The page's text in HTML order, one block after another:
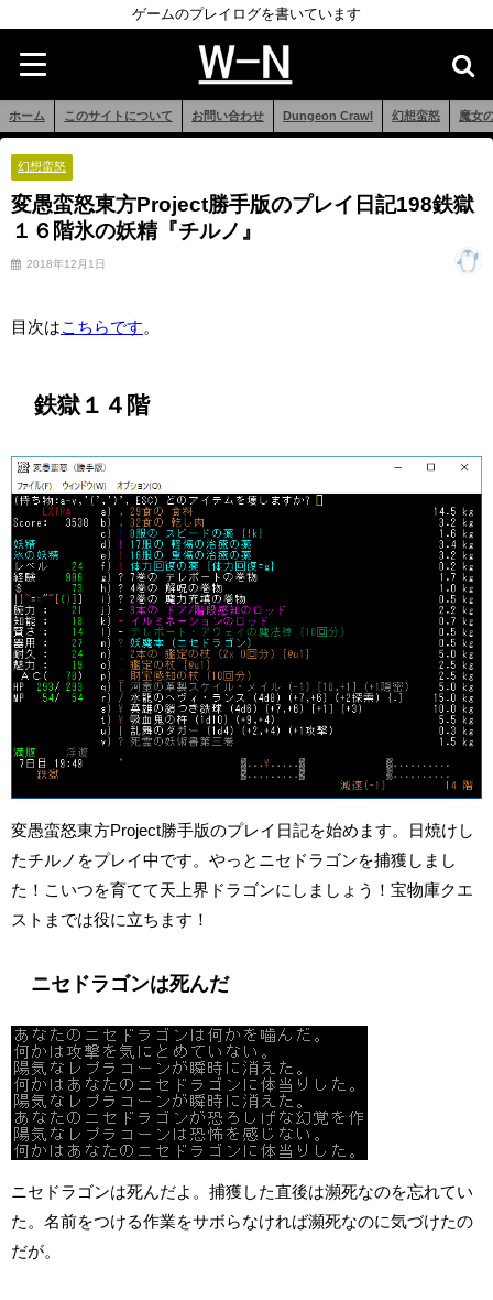
ゲームのプレイログを書いています
ホーム このサイトについて お問い合わせ Dungeon Crawl 幻想蛮怒 魔女
幻想蛮怒
変愚蛮怒東方Project勝手版のプレイ日記198鉄獄
１６階氷の妖精『チルノ』
2018年12月1日
目次は こちらです
鉄獄１４階
変愚蛮怒東方Project勝手版のプレイ日記を始めます。日焼けし
たチルノをプレイ中です。やっとニセドラゴンを捕獲しまし
た！こいつを育てて天上界ドラゴンにしましょう！宝物庫クエ
ストまでは役に立ちます！
ニセドラゴンは死んだ
ニセドラゴンは死んだよ。捕獲した直後は瀕死なのを忘れてい
た。名前をつける作業をサボらなければ瀕死なのに気づけたの
だが。